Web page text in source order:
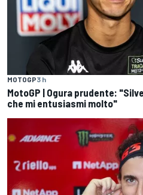
MOTOGP3 h
MotoGP | Ogura prudente:
che mi entusiasmi molto"